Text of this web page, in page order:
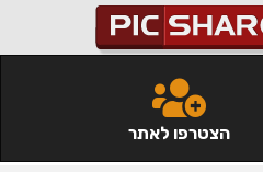
הצטרפו לאתר